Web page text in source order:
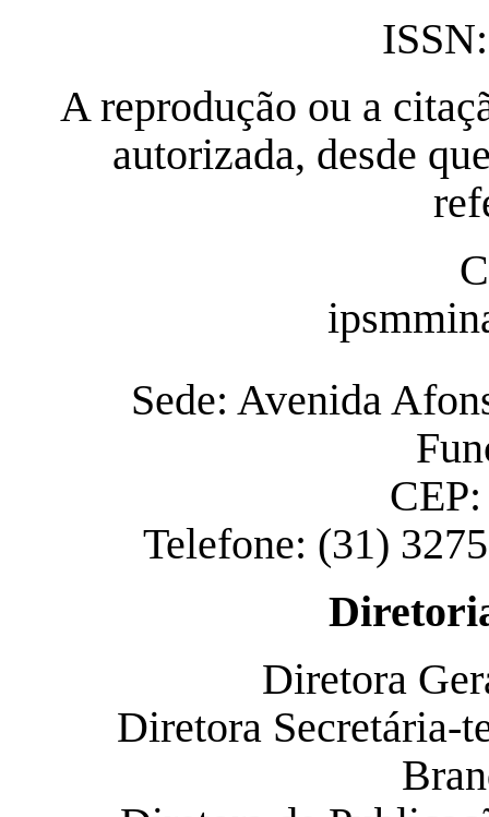
A reprodução ou a
autorizada, desde
Sede: Avenida
Telefone: (31)
Diretora
Diretora Secretária-